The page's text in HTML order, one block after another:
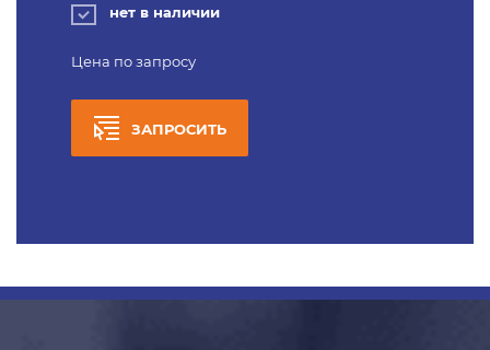
нет в наличии
Цена по запросу
ЗАПРОСИТЬ